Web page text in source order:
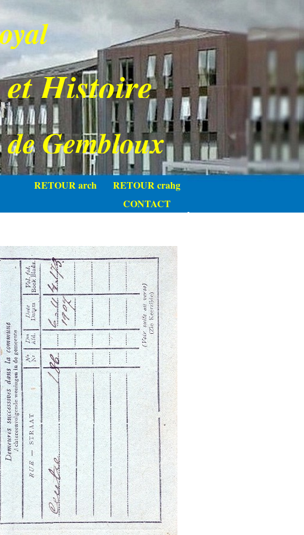
de Gembloux
Histoire
RETOUR arch
RETOUR crahg
CONTACT